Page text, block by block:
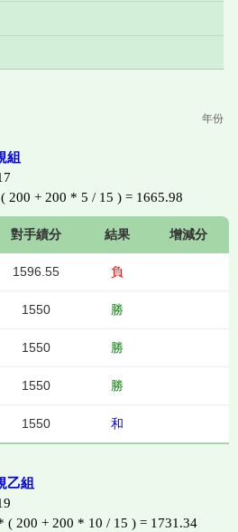
組
200 + 200 * 5 / 15 ) = 1665.98
對手績分 結果 增減分
1596.55 負
1550 勝
1550 勝
1550 勝
1550 和
乙組
( 200 + 200 * 10 / 15 ) = 1731.34